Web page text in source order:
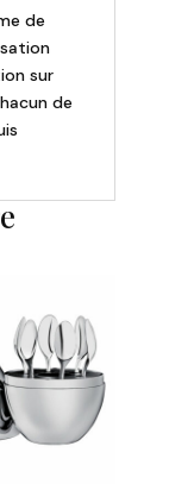
de
sur
de